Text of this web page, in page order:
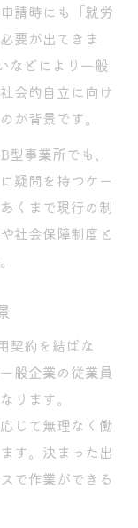
請時にも「就労
要が出てきま
などにより一般
会的自立に向け
が背景です。
事業所でも、
疑問を持つケー
くまで現行の制
社会保障制度と
契約を結ばな
般企業の従業員
ります。
じて無理なく働
す。決まった出
で作業ができる